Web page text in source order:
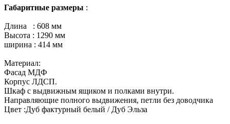
Габаритные размеры :
Длина : 608 мм
Высота : 1290 мм
ширина : 414 мм
Материал:
Фасад МДФ
Корпус ЛДСП.
Шкаф с выдвижным ящиком и полками внутри.
Направляющие полного выдвижения, петли без доводчика
Цвет :Дуб фактурный белый / Дуб Эльза